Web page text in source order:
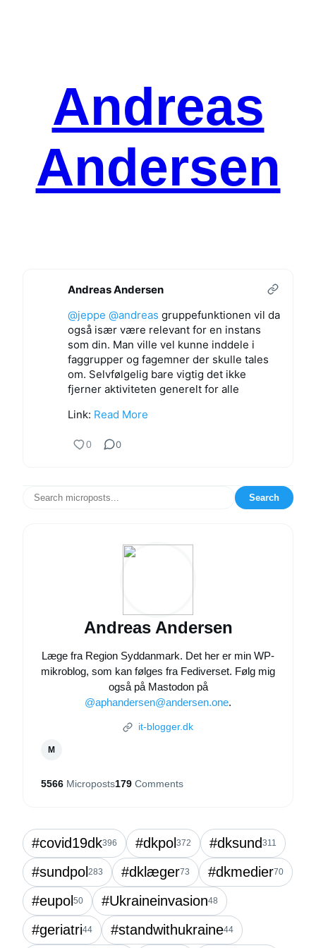
Andreas
Andersen
Andreas Andersen
@jeppe @andreas gruppefunktionen vil da
også især være relevant for en instans
som din. Man ville vel kunne inddele i
faggrupper og fagemner der skulle tales
om. Selvfølgelig bare vigtig det ikke
fjerner aktiviteten generelt for alle
Link: Read More
0 0
Search
Andreas Andersen
Læge fra Region Syddanmark. Det her er min WP-
mikroblog, som kan følges fra Fediverset. Følg mig
også på Mastodon på
@aphandersen@andersen.one.
it-blogger.dk
M
5566 Microposts179 Comments
#covid19dk396 #dkpol372 #dksund311
#sundpol283 #dklæger73 #dkmedier70
#eupol50 #Ukraineinvasion48
#geriatri44 #standwithukraine44